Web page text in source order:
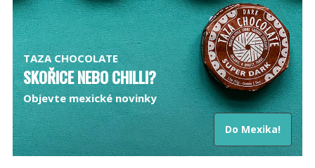
TAZA CHOCOLATE
SKOŘICE NEBO CHILLI?
Objevte mexické novinky
Do Mexika!